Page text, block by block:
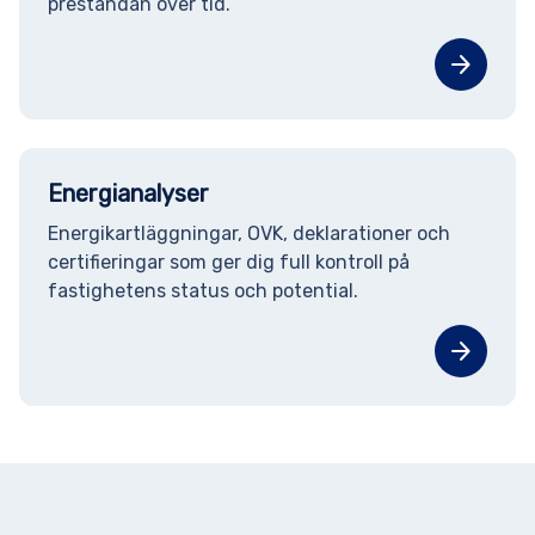
arrow_forward
Energianalyser
Energikartläggningar, OVK, deklarationer och
certifieringar som ger dig full kontroll på
fastighetens status och potential.
arrow_forward